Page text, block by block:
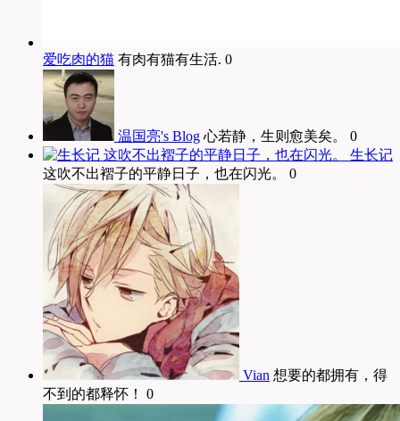
爱吃肉的猫 有肉有猫有生活. 0
温国亮's Blog 心若静，生则愈美矣。 0
生长记
这吹不出褶子的平静日子，也在闪光。 0
Vian 想要的都拥有，得
不到的都释怀！ 0